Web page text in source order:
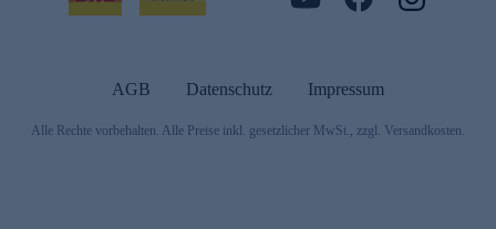
AGB Datenschutz Impressum
Alle Rechte vorbehalten. Alle Preise inkl. gesetzlicher MwSt., zzgl. Versandkosten.